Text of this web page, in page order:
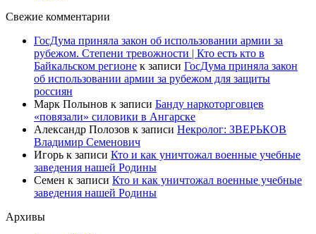
Свежие комментарии
ГосДума приняла закон об использовании армии за
рубежом. Степени тревожности | Кто есть кто в
Байкальском регионе к записи ГосДума приняла закон
об использовании армии за рубежом для защиты
россиян
Марк Полынов к записи Банду наркоторговцев
«повязали» силовики в Ангарске
Александр Полозов к записи Некролог: ЗВЕРЬКОВ
Владимир Семенович
Игорь к записи Кто и как уничтожал военные учебные
заведения нашей Родины
Семен к записи Кто и как уничтожал военные учебные
заведения нашей Родины
Архивы